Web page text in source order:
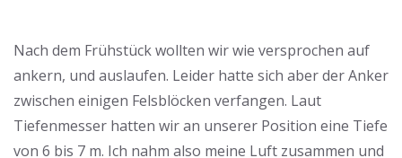
Nach dem Frühstück wollten wir wie versprochen auf
ankern, und auslaufen. Leider hatte sich aber der Anker
zwischen einigen Felsblöcken verfangen. Laut
Tiefenmesser hatten wir an unserer Position eine Tiefe
von 6 bis 7 m. Ich nahm also meine Luft zusammen und